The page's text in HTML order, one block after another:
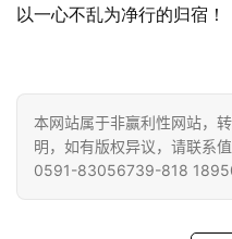
高
谈
心
乐
菩
以一心不乱为净行的归宿！
本网站属于非赢利性网站，
明，如有版权异议，请联系
0591-83056739-818